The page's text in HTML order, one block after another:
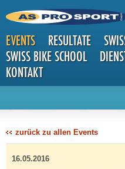
EVENTS RESULTATE
SWISS BIKE SCHOOL
KONTAKT
zurück zu allen Events
16.05.2016